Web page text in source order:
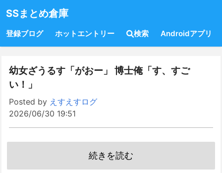
SSまとめ倉庫
登録ブログ ホットエントリー 検索 Androidアプリ
幼女ざうるす「がおー」 博士俺「す、すご
い！」
Posted by えすえすログ
2026/06/30 19:51
続きを読む